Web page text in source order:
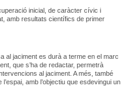
inicial, de caràcter cívic i
amb resultats científics de primer
al jaciment es durà a terme en el marc
que s’ha de redactar, permetrà
al jaciment. A més, també
amb l’objectiu que esdevingui un